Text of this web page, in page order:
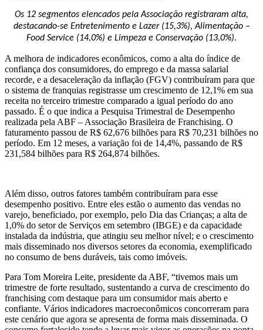
Os 12 segmentos elencados pela Associação registraram alta,
destacando-se Entretenimento e Lazer (15,3%), Alimentação –
Food Service (14,0%) e Limpeza e Conservação (13,0%).
A melhora de indicadores econômicos, como a alta do índice de
confiança dos consumidores, do emprego e da massa salarial
recorde, e a desaceleração da inflação (FGV) contribuíram para que
o sistema de franquias registrasse um crescimento de 12,1% em sua
receita no terceiro trimestre comparado a igual período do ano
passado. É o que indica a Pesquisa Trimestral de Desempenho
realizada pela ABF – Associação Brasileira de Franchising. O
faturamento passou de R$ 62,676 bilhões para R$ 70,231 bilhões no
período. Em 12 meses, a variação foi de 14,4%, passando de R$
231,584 bilhões para R$ 264,874 bilhões.
Além disso, outros fatores também contribuíram para esse
desempenho positivo. Entre eles estão o aumento das vendas no
varejo, beneficiado, por exemplo, pelo Dia das Crianças; a alta de
1,0% do setor de Serviços em setembro (IBGE) e da capacidade
instalada da indústria, que atingiu seu melhor nível; e o crescimento
mais disseminado nos diversos setores da economia, exemplificado
no consumo de bens duráveis, tais como imóveis.
Para Tom Moreira Leite, presidente da ABF, “tivemos mais um
trimestre de forte resultado, sustentando a curva de crescimento do
franchising com destaque para um consumidor mais aberto e
confiante. Vários indicadores macroeconômicos concorreram para
este cenário que agora se apresenta de forma mais disseminada. O